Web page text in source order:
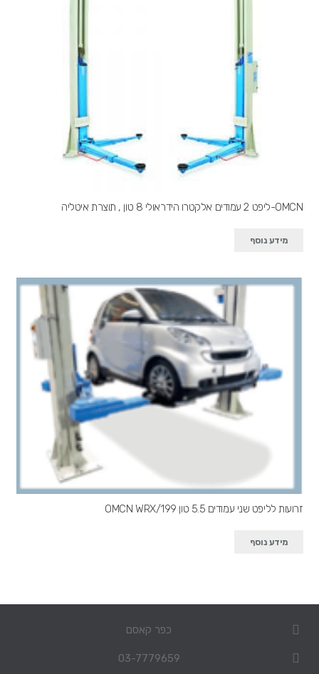
OMCN-ליפט 2 עמודים אלקטרו הידראולי 8 טון , תוצרת איטליה
מידע נוסף
זרועות לליפט שני עמודים 5.5 טון OMCN WRX/199
מידע נוסף
כפר קאסם
03-7779659